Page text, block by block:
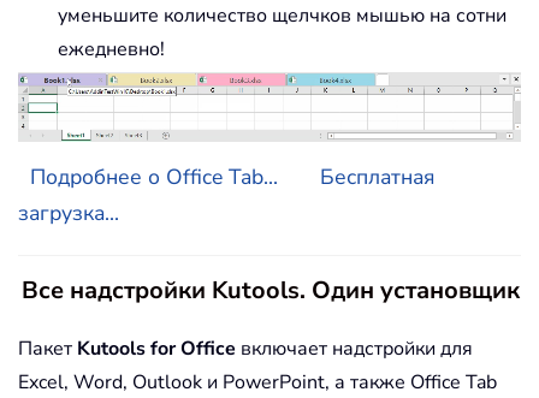
уменьшите количество щелчков мышью на сотни
ежедневно!
Подробнее о Office Tab...
Бесплатная
загрузка...
Все надстройки Kutools. Один установщик
Пакет Kutools for Office включает надстройки для
Excel, Word, Outlook и PowerPoint, а также Office Tab